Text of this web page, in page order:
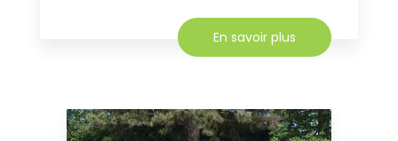
En savoir plus